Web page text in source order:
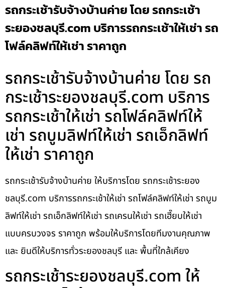
รถกระเช้ารับจ้างบ้านค่าย โดย รถกระเช้า
ระยองชลบุรี.com บริการรถกระเช้าให้เช่า รถ
โฟล์คลิฟท์ให้เช่า ราคาถูก
รถกระเช้ารับจ้างบ้านค่าย โดย รถ
กระเช้าระยองชลบุรี.com บริการ
รถกระเช้าให้เช่า รถโฟล์คลิฟท์ให้
เช่า รถบูมลิฟท์ให้เช่า รถเอ็กลิฟท์
ให้เช่า ราคาถูก
รถกระเช้ารับจ้างบ้านค่าย ให้บริการโดย รถกระเช้าระยอง
ชลบุรี.com บริการรถกระเช้าให้เช่า รถโฟล์คลิฟท์ให้เช่า รถบูม
ลิฟท์ให้เช่า รถเอ็กลิฟท์ให้เช่า รถเครนให้เช่า รถเฮี๊ยบให้เช่า
แบบครบวงจร ราคาถูก พร้อมให้บริการโดยทีมงานคุณภาพ
และ ยินดีให้บริการทั่วระยองชลบุรี และ พื้นที่ใกล้เคียง
รถกระเช้าระยองชลบุรี.com ให้